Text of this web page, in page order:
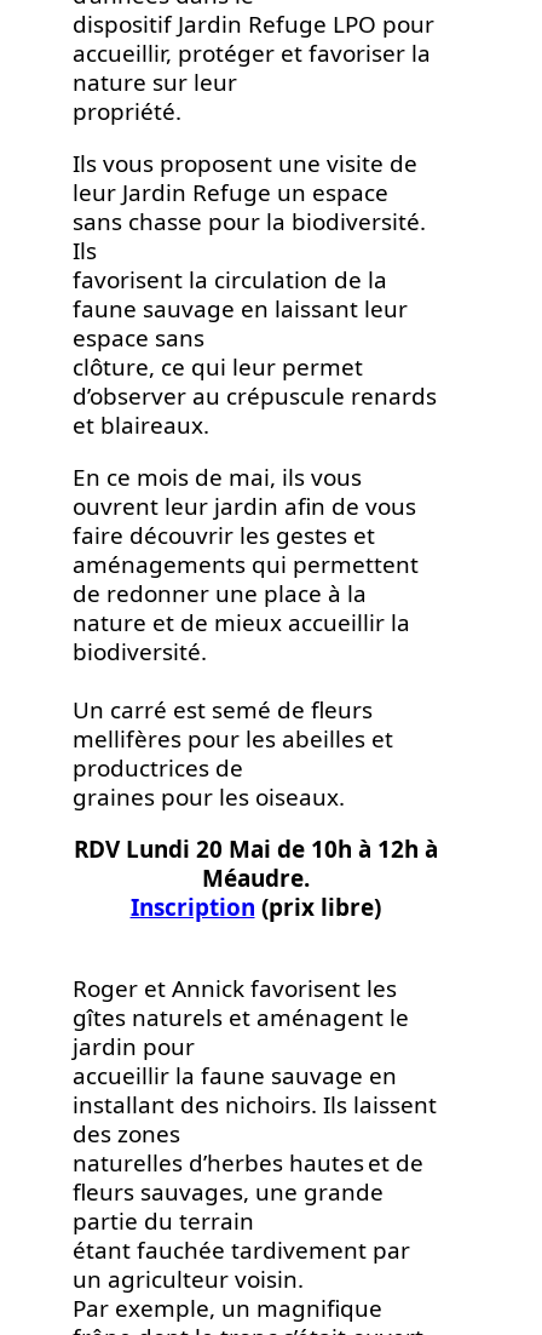
dispositif Jardin Refuge LPO pour
accueillir, protéger et favoriser la
nature sur leur
propriété.
Ils vous proposent une visite de
leur Jardin Refuge un espace
sans chasse pour la biodiversité.
Ils
favorisent la circulation de la
faune sauvage en laissant leur
espace sans
clôture, ce qui leur permet
d’observer au crépuscule renards
et blaireaux.
En ce mois de mai, ils vous
ouvrent leur jardin afin de vous
faire découvrir les gestes et
aménagements qui permettent
de redonner une place à la
nature et de mieux accueillir la
biodiversité.
Un carré est semé de fleurs
mellifères pour les abeilles et
productrices de
graines pour les oiseaux.
RDV Lundi 20 Mai de 10h à 12h à
Méaudre.
Inscription (prix libre)
Roger et Annick favorisent les
gîtes naturels et aménagent le
jardin pour
accueillir la faune sauvage en
installant des nichoirs. Ils laissent
des zones
naturelles d’herbes hautes et de
fleurs sauvages, une grande
partie du terrain
étant fauchée tardivement par
un agriculteur voisin.
Par exemple, un magnifique